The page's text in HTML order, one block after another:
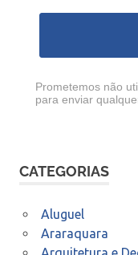
Prometemos não
para enviar
CATEGORIAS
Aluguel
Araraquara